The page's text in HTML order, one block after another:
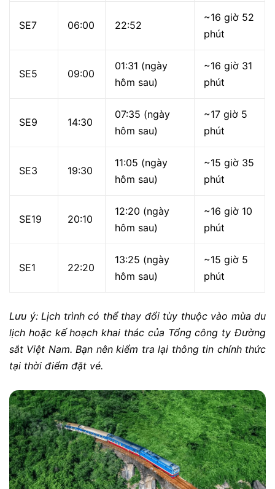
SE7 06:00 22:52
~16 giờ 52
phút
SE5 09:00
01:31 (ngày
hôm sau)
~16 giờ 31
phút
SE9 14:30
07:35 (ngày
hôm sau)
~17 giờ 5
phút
SE3 19:30
11:05 (ngày
hôm sau)
~15 giờ 35
phút
SE19 20:10
12:20 (ngày
hôm sau)
~16 giờ 10
phút
SE1 22:20
13:25 (ngày
hôm sau)
~15 giờ 5
phút
Lưu ý: Lịch trình có thể thay đổi tùy thuộc vào mùa du
lịch hoặc kế hoạch khai thác của Tổng công ty Đường
sắt Việt Nam. Bạn nên kiểm tra lại thông tin chính thức
tại thời điểm đặt vé.